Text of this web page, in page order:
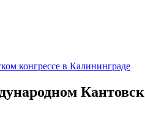
конгрессе в Калининграде